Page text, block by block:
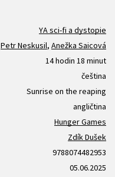
YA sci-fi a dystopie
Petr Neskusil, Anežka Saicová
14 hodin 18 minut
čeština
Sunrise on the reaping
angličtina
Hunger Games
Zdík Dušek
9788074482953
05.06.2025